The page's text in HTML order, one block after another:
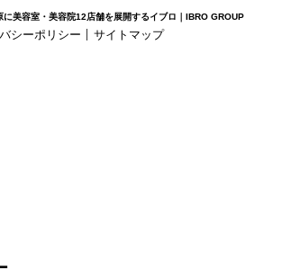
に美容室・美容院12店舗を展開するイブロ｜IBRO GROUP
シーポリシー サイトマップ